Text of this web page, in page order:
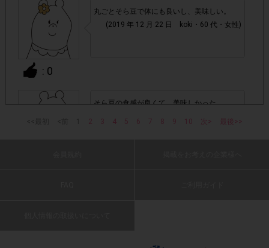
▼ポイント付与対象外
上記参加条件(対象商品・回答期間・指定購入数)以外
でのご参加
・ECサイトやネットスーパーでのご購入
: 0
丸ごとそら豆で体にも良いし、美味しい。
(2019 年 12 月 22 日 koki・60 代・女性)
そら豆の食感が良くて、美味しかった。
2 3 4 5 6 7 8 9 10 次> 最後>>